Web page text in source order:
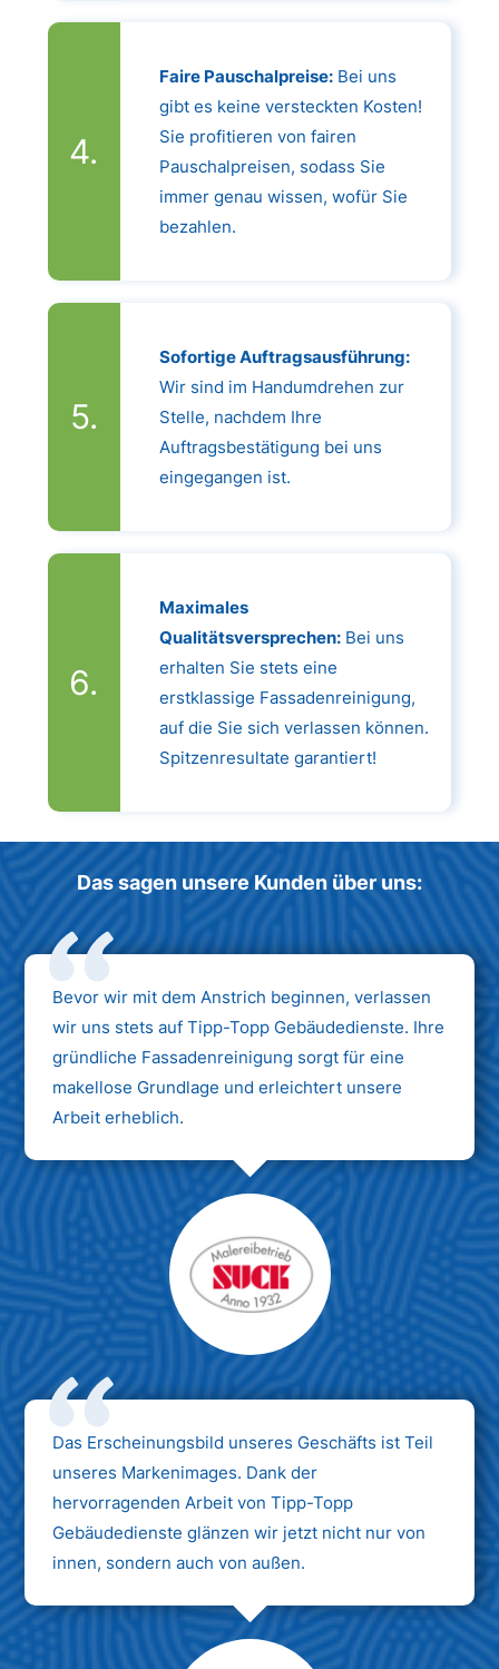
Faire Pauschalpreise:Bei uns
gibt es keine versteckten Kosten!
Sie profitieren von fairen
Pauschalpreisen, sodass Sie
immer genau wissen, wofür Sie
bezahlen.
Sofortige Auftragsausführung:
Wir sind im Handumdrehen zur
Stelle, nachdem Ihre
Auftragsbestätigung bei uns
eingegangen ist.
Maximales
Qualitätsversprechen:Bei uns
erhalten Sie stets eine
erstklassige Fassadenreinigung,
auf die Sie sich verlassen können.
Spitzenresultate garantiert!
Das sagen unsere Kunden über uns:
Bevor wir mit dem Anstrich beginnen, verlassen
wir uns stets auf Tipp-Topp Gebäudedienste. Ihre
gründliche Fassadenreinigung sorgt für eine
makellose Grundlage und erleichtert unsere
Arbeit erheblich.
Das Erscheinungsbild unseres Geschäfts ist Teil
unseres Markenimages. Dank der
hervorragenden Arbeit von Tipp-Topp
Gebäudedienste glänzen wir jetzt nicht nur von
innen, sondern auch von außen.